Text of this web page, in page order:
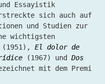
Essayistik
sich auch auf
und Studien zur
wichtigsten
El dolor de
(1967) und Dos
mit dem Premi